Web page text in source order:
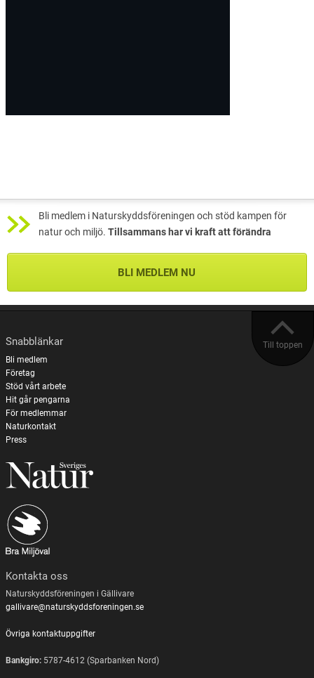
Bli medlem i Naturskyddsföreningen och stöd kampen för
natur och miljö. Tillsammans har vi kraft att förändra
BLI MEDLEM NU
Till toppen
Snabblänkar
Bli medlem
Företag
Stöd vårt arbete
Hit går pengarna
För medlemmar
Naturkontakt
Press
Kontakta oss
Naturskyddsföreningen i Gällivare
gallivare@naturskyddsforeningen.se
Övriga kontaktuppgifter
Bankgiro:5787-4612 (Sparbanken Nord)